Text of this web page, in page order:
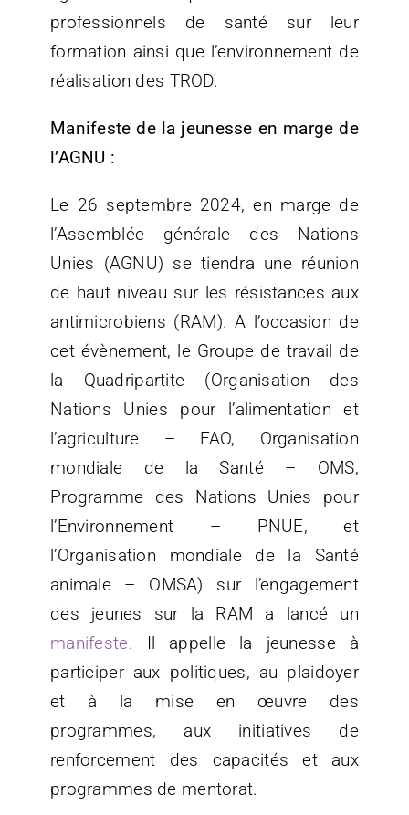
professionnels de santé sur leur
formation ainsi que l’environnement de
réalisation des TROD.
Manifeste de la jeunesse en marge de
l’AGNU :
Le 26 septembre 2024, en marge de
l’Assemblée générale des Nations
Unies (AGNU) se tiendra une réunion
de haut niveau sur les résistances aux
antimicrobiens (RAM). A l’occasion de
cet évènement, le Groupe de travail de
la Quadripartite (Organisation des
Nations Unies pour l’alimentation et
l’agriculture – FAO, Organisation
mondiale de la Santé – OMS,
Programme des Nations Unies pour
l’Environnement – PNUE, et
l’Organisation mondiale de la Santé
animale – OMSA) sur l’engagement
des jeunes sur la RAM a lancé un
manifeste. Il appelle la jeunesse à
participer aux politiques, au plaidoyer
et à la mise en œuvre des
programmes, aux initiatives de
renforcement des capacités et aux
programmes de mentorat.